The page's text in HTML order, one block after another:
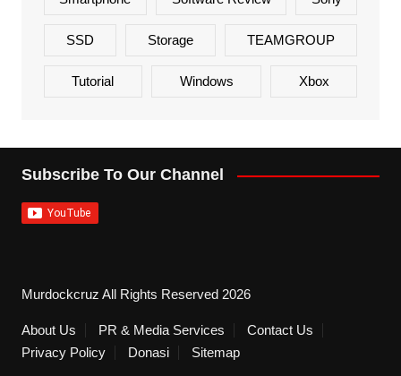
SSD Storage TEAMGROUP
Tutorial Windows Xbox
Subscribe To Our Channel
Murdockcruz All Rights Reserved 2026
About Us PR & Media Services
Contact Us
Privacy Policy
Donasi Sitemap